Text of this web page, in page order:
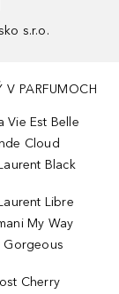
s.r.o.
V PARFUMOCH
Vie Est Belle
Cloud
Black
Libre
My Way
Gorgeous
Cherry